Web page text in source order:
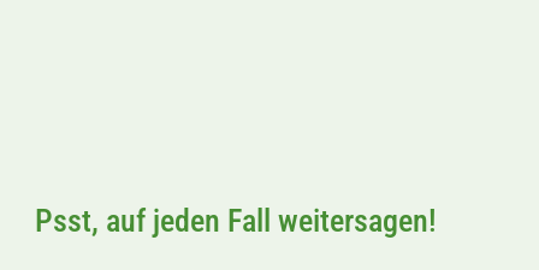
Psst, auf jeden Fall weitersagen!